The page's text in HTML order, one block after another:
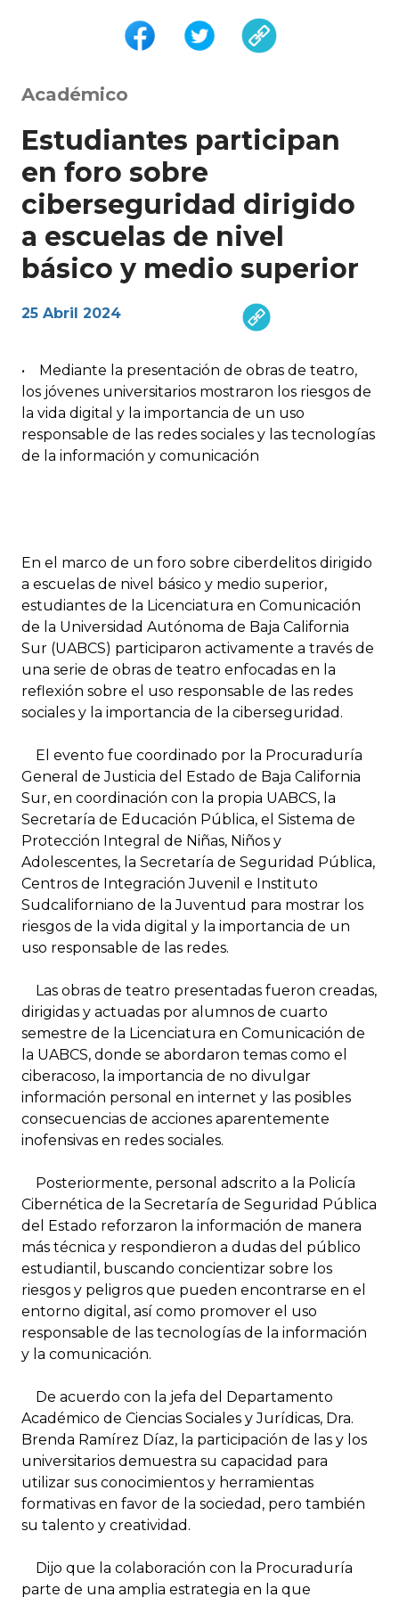
Académico
Estudiantes participan
en foro sobre
ciberseguridad dirigido
a escuelas de nivel
básico y medio superior
25 Abril 2024
• Mediante la presentación de obras de teatro,
los jóvenes universitarios mostraron los riesgos de
la vida digital y la importancia de un uso
responsable de las redes sociales y las tecnologías
de la información y comunicación
En el marco de un foro sobre ciberdelitos dirigido
a escuelas de nivel básico y medio superior,
estudiantes de la Licenciatura en Comunicación
de la Universidad Autónoma de Baja California
Sur (UABCS) participaron activamente a través de
una serie de obras de teatro enfocadas en la
reflexión sobre el uso responsable de las redes
sociales y la importancia de la ciberseguridad.
El evento fue coordinado por la Procuraduría
General de Justicia del Estado de Baja California
Sur, en coordinación con la propia UABCS, la
Secretaría de Educación Pública, el Sistema de
Protección Integral de Niñas, Niños y
Adolescentes, la Secretaría de Seguridad Pública,
Centros de Integración Juvenil e Instituto
Sudcaliforniano de la Juventud para mostrar los
riesgos de la vida digital y la importancia de un
uso responsable de las redes.
Las obras de teatro presentadas fueron creadas,
dirigidas y actuadas por alumnos de cuarto
semestre de la Licenciatura en Comunicación de
la UABCS, donde se abordaron temas como el
ciberacoso, la importancia de no divulgar
información personal en internet y las posibles
consecuencias de acciones aparentemente
inofensivas en redes sociales.
Posteriormente, personal adscrito a la Policía
Cibernética de la Secretaría de Seguridad Pública
del Estado reforzaron la información de manera
más técnica y respondieron a dudas del público
estudiantil, buscando concientizar sobre los
riesgos y peligros que pueden encontrarse en el
entorno digital, así como promover el uso
responsable de las tecnologías de la información
y la comunicación.
De acuerdo con la jefa del Departamento
Académico de Ciencias Sociales y Jurídicas, Dra.
Brenda Ramírez Díaz, la participación de las y los
universitarios demuestra su capacidad para
utilizar sus conocimientos y herramientas
formativas en favor de la sociedad, pero también
su talento y creatividad.
Dijo que la colaboración con la Procuraduría
parte de una amplia estrategia en la que